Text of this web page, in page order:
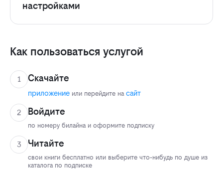
настройками
Как пользоваться услугой
1 Скачайте
приложение или перейдите на сайт
2 Войдите
по номеру билайна и оформите подписку
3 Читайте
свои книги бесплатно или выберите что-нибудь по душе из
каталога по подписке